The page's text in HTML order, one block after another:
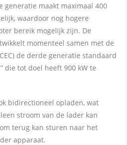
generatie maakt maximaal 400
waardoor nog hogere
bereik mogelijk zijn. De
momenteel samen met de
de derde generatie standaard
die tot doel heeft 900 kW te
bidirectioneel opladen, wat
stroom van de lader kan
terug kan sturen naar het
apparaat.